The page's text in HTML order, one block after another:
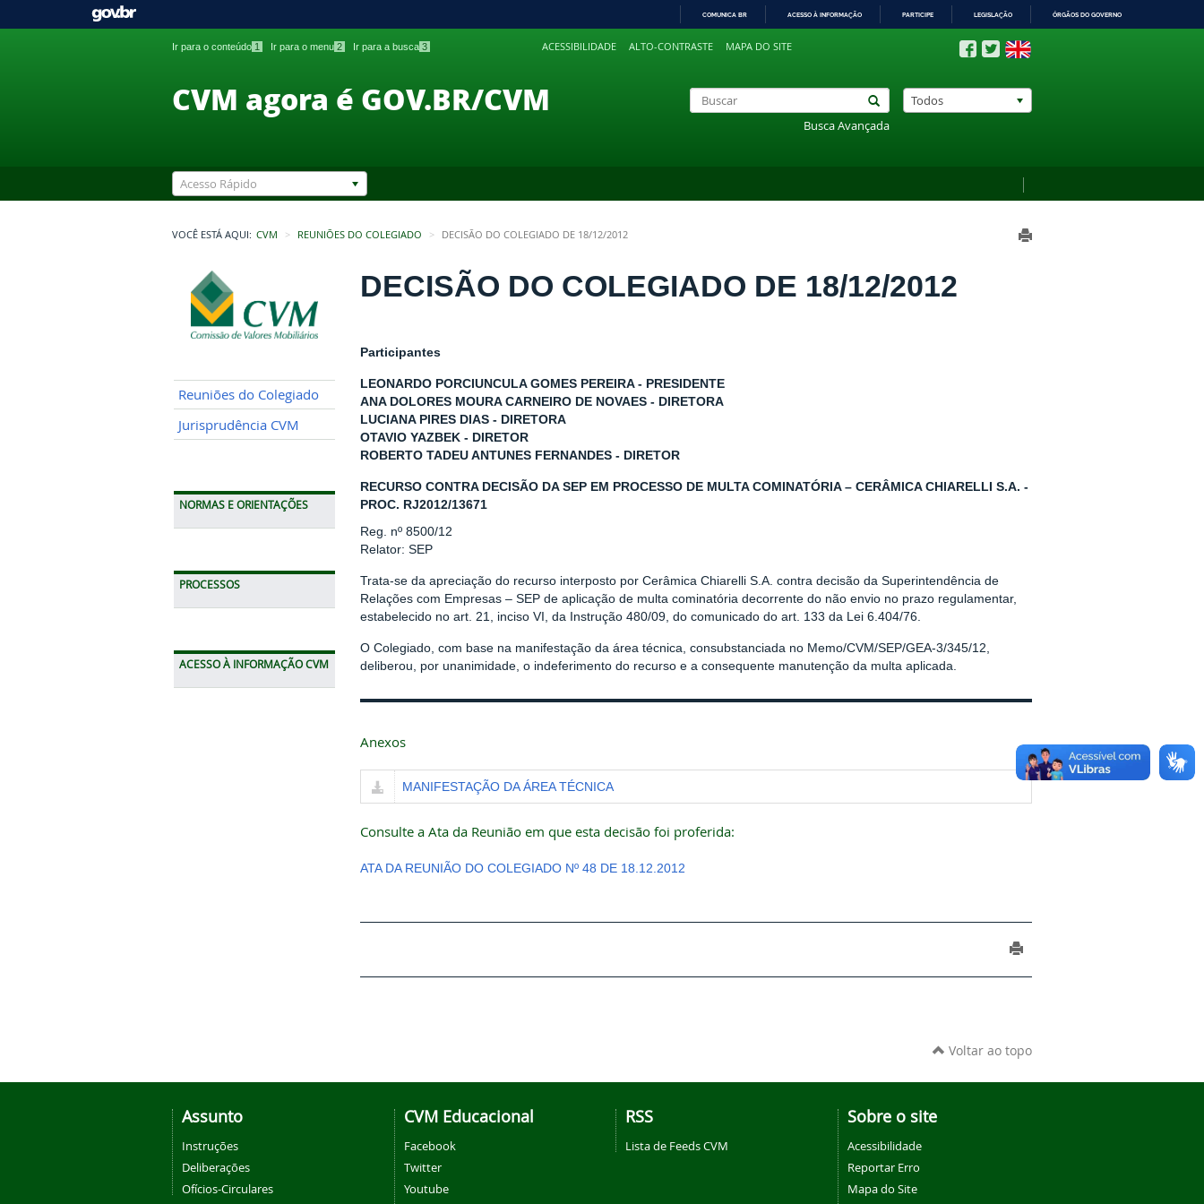
PARA
COMUNICA BR ACESSO À INFORMAÇÃO PARTICIPE LEGISLAÇÃO ÓRGÃOS DO GOVERNO
Ir para o conteúdo 1 Ir para o menu 2 Ir para a busca 3 ACESSIBILIDADE ALTO-CONTRASTE MAPA DO SITE
CVM agora é GOV.BR/CVM
Busca Avançada
Todos
Acesso Rápido
VOCÊ ESTÁ AQUI: CVM REUNIÕES DO COLEGIADO DECISÃO DO COLEGIADO DE 18/12/2012
Reuniões do Colegiado
Jurisprudência CVM
NORMAS E ORIENTAÇÕES
PROCESSOS
ACESSO À INFORMAÇÃO CVM
DECISÃO DO COLEGIADO DE 18/12/2012
Participantes
LEONARDO PORCIUNCULA GOMES PEREIRA - PRESIDENTE
ANA DOLORES MOURA CARNEIRO DE NOVAES - DIRETORA
LUCIANA PIRES DIAS - DIRETORA
OTAVIO YAZBEK - DIRETOR
ROBERTO TADEU ANTUNES FERNANDES - DIRETOR
RECURSO CONTRA DECISÃO DA SEP EM PROCESSO DE MULTA COMINATÓRIA – CERÂMICA CHIARELLI S.A. -
PROC. RJ2012/13671
Reg. nº 8500/12
Relator: SEP
Trata-se da apreciação do recurso interposto por Cerâmica Chiarelli S.A. contra decisão da Superintendência de
Relações com Empresas – SEP de aplicação de multa cominatória decorrente do não envio no prazo regulamentar,
estabelecido no art. 21, inciso VI, da Instrução 480/09, do comunicado do art. 133 da Lei 6.404/76.
O Colegiado, com base na manifestação da área técnica, consubstanciada no Memo/CVM/SEP/GEA-3/345/12,
deliberou, por unanimidade, o indeferimento do recurso e a consequente manutenção da multa aplicada.
Anexos
MANIFESTAÇÃO DA ÁREA TÉCNICA
Consulte a Ata da Reunião em que esta decisão foi proferida:
ATA DA REUNIÃO DO COLEGIADO Nº 48 DE 18.12.2012
Voltar ao topo
Assunto
Instruções
Deliberações
Ofícios-Circulares
CVM Educacional
Facebook
Twitter
Youtube
RSS
Lista de Feeds CVM
Sobre o site
Acessibilidade
Reportar Erro
Mapa do Site